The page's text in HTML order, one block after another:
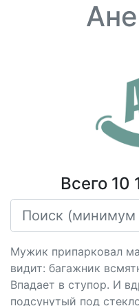
Всего 10
Мужик припарковал
видит: багажник
Впадает в ступор. И
подсунутый под